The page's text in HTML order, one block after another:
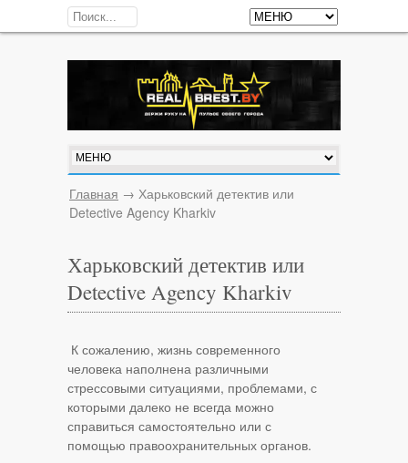
Главная → Харьковский детектив или
Detective Agency Kharkiv
Харьковский детектив или
Detective Agency Kharkiv
К сожалению, жизнь современного
человека наполнена различными
стрессовыми ситуациями, проблемами, с
которыми далеко не всегда можно
справиться самостоятельно или с
помощью правоохранительных органов.